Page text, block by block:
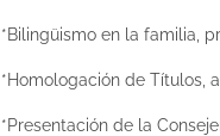
*Bilingüismo en la familia,
*Homologación de Títulos,
*Presentación de la